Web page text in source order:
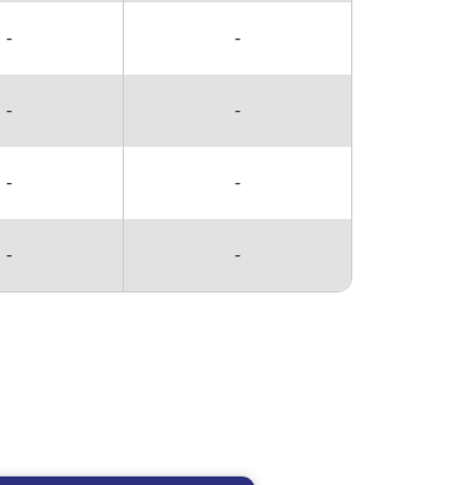
- -
- -
- -
- -